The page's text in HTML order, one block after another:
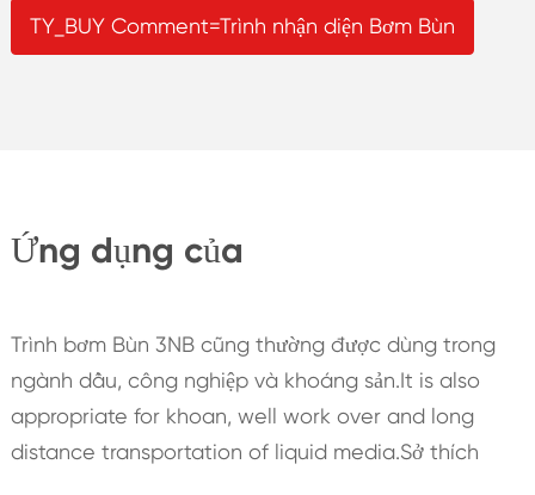
TY_BUY Comment=Trình nhận diện Bơm Bùn
Ứng dụng của
Trình bơm Bùn 3NB cũng thường được dùng trong
ngành dầu, công nghiệp và khoáng sản.It is also
appropriate for khoan, well work over and long
distance transportation of liquid media.Sở thích